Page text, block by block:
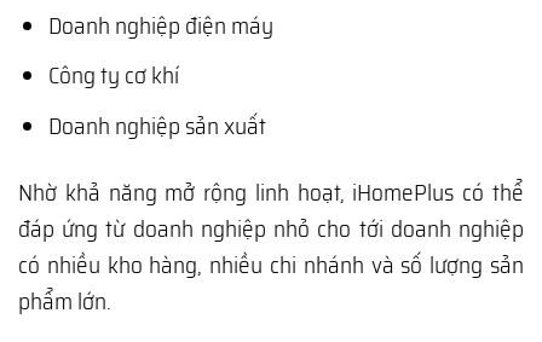
Doanh nghiệp điện máy
Công ty cơ khí
Doanh nghiệp sản xuất
Nhờ khả năng mở rộng linh hoạt, iHomePlus có thể
đáp ứng từ doanh nghiệp nhỏ cho tới doanh nghiệp
có nhiều kho hàng, nhiều chi nhánh và số lượng sản
phẩm lớn.